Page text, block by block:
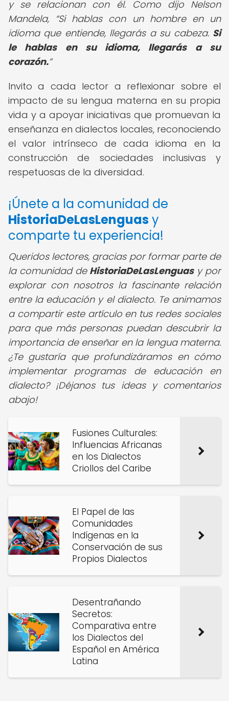
y se relacionan con él. Como dijo Nelson
Mandela,
Si hablas con un hombre en un
idioma que entiende, llegarás a su cabeza. Si
le hablas en su idioma, llegarás a su
corazón.
Invito a cada lector a reflexionar sobre el
impacto de su lengua materna en su propia
vida y a apoyar iniciativas que promuevan la
enseñanza en dialectos locales, reconociendo
el valor intrínseco de cada idioma en la
construcción de sociedades inclusivas y
respetuosas de la diversidad.
¡Únete a la comunidad de
HistoriaDeLasLenguasy
comparte tu experiencia!
Queridos lectores, gracias por formar parte de
la comunidad de HistoriaDeLasLenguasy por
explorar con nosotros la fascinante relación
entre la educación y el dialecto. Te animamos
a compartir este artículo en tus redes sociales
para que más personas puedan descubrir la
importancia de enseñar en la lengua materna.
¿Te gustaría que profundizáramos en cómo
implementar programas de educación en
dialecto? ¡Déjanos tus ideas y comentarios
abajo!
Fusiones Culturales:
Influencias Africanas
en los Dialectos
Criollos del Caribe
El Papel de las
Comunidades
Indígenas en la
Conservación de sus
Propios Dialectos
Desentrañando
Secretos:
Comparativa entre
los Dialectos del
Español en América
Latina